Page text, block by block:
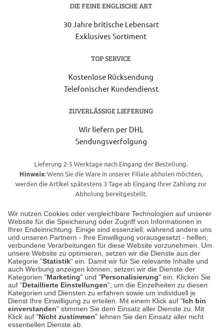
Wir nutzen Cookies oder vergleichbare Technologien auf unserer
Website für die Speicherung oder Zugriff von Informationen in
Ihrer Endeinrichtung. Einige sind essenziell, während andere uns
und unseren Partnern - Ihre Einwilligung vorausgesetzt - helfen,
verbundene Verarbeitungen für diese Website vorzunehmen. Um
unsere Website zu optimieren, setzen wir die Dienste aus der
Kategorie "Statistik" ein. Damit wir für Sie relevante Inhalte und
auch Werbung anzeigen können, setzen wir die Dienste der
Kategorien "Marketing" und "Personalisierung" ein. Klicken Sie
auf "Detaillierte Einstellungen", um die Einzelheiten zu diesen
Kategorien und Diensten zu erfahren sowie um individuell je
Dienst Ihre Einwilligung zu erteilen. Mit einem Klick auf "Ich bin
einverstanden" stimmen Sie dem Einsatz aller Dienste zu. Mit
Klick auf "Nicht zustimmen" lehnen Sie den Einsatz aller nicht
essentiellen Dienste ab.
DIE FEINE ENGLISCHE ART
30 Jahre britische Lebensart
Exklusives Sortiment
TOP SERVICE
Kostenlose Rücksendung
Telefonischer Kundendienst
ZUVERLÄSSIGE LIEFERUNG
Wir liefern per DHL
Sendungsverfolgung
Lieferung 2-5 Werktage nach Eingang der Bestellung.
Hinweis:Wenn Sie die Ware in unserer Filiale abholen möchten,
werden die Artikel spätestens 3 Tage ab Eingang Ihrer Zahlung zur
Abholung bereitgestellt.
Unser Geschäft in Meckenheim
Auf dem Steinbüchel 6
53340 Meckenheim
Montag bis Samstag 9:00 Uhr bis 18:00 Uhr
weitere Information
Hier finden Sie uns im Netz